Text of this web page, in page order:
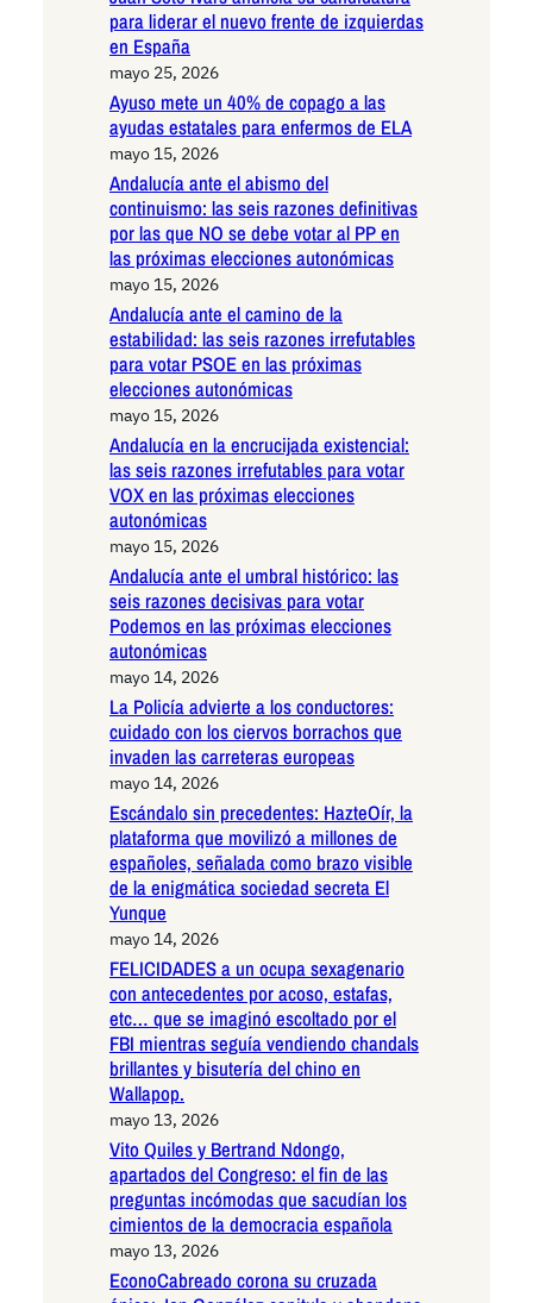
para liderar el nuevo frente de izquierdas
en España
mayo 25, 2026
Ayuso mete un 40% de copago a las
ayudas estatales para enfermos de ELA
mayo 15, 2026
Andalucía ante el abismo del
continuismo: las seis razones definitivas
por las que NO se debe votar al PP en
las próximas elecciones autonómicas
mayo 15, 2026
Andalucía ante el camino de la
estabilidad: las seis razones irrefutables
para votar PSOE en las próximas
elecciones autonómicas
mayo 15, 2026
Andalucía en la encrucijada existencial:
las seis razones irrefutables para votar
VOX en las próximas elecciones
autonómicas
mayo 15, 2026
Andalucía ante el umbral histórico: las
seis razones decisivas para votar
Podemos en las próximas elecciones
autonómicas
mayo 14, 2026
La Policía advierte a los conductores:
cuidado con los ciervos borrachos que
invaden las carreteras europeas
mayo 14, 2026
Escándalo sin precedentes: HazteOír, la
plataforma que movilizó a millones de
españoles, señalada como brazo visible
de la enigmática sociedad secreta El
Yunque
mayo 14, 2026
FELICIDADES a un ocupa sexagenario
con antecedentes por acoso, estafas,
etc… que se imaginó escoltado por el
FBI mientras seguía vendiendo chandals
brillantes y bisutería del chino en
Wallapop.
mayo 13, 2026
Vito Quiles y Bertrand Ndongo,
apartados del Congreso: el fin de las
preguntas incómodas que sacudían los
cimientos de la democracia española
mayo 13, 2026
EconoCabreado corona su cruzada